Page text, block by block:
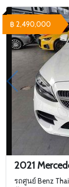
2021
รถศูนย์ Benz
฿ 2,490,000